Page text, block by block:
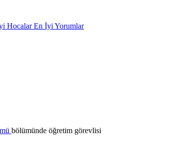
HocalarEn İyi Yorumlar
bölümünde öğretim görevlisi